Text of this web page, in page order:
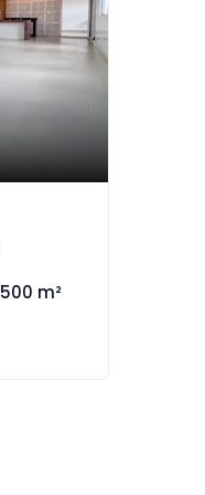
500 m²